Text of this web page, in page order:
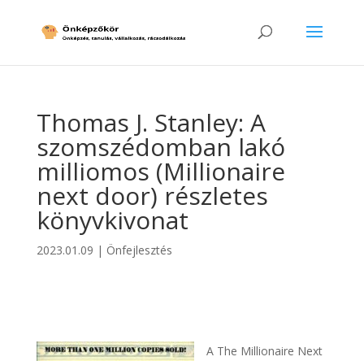
Thomas J. Stanley: A
szomszédomban lakó
milliomos (Millionaire
next door) részletes
könyvkivonat
2023.01.09 | Önfejlesztés
A The Millionaire Next